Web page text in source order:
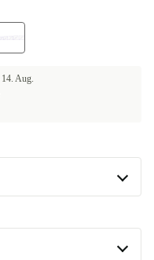
14. Aug.
+90,00 €